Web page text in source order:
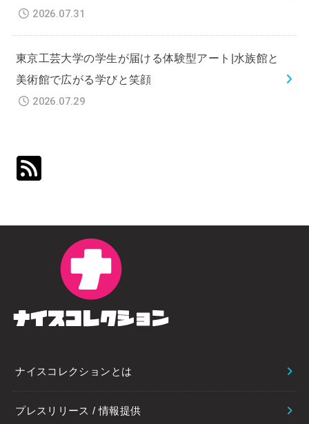
2026.07.31
東京工芸大学の学生が届ける体験型アート|水族館と
美術館で広がる学びと笑顔
2026.07.29
ナイスコレクションとは
プレスリリース / 情報提供